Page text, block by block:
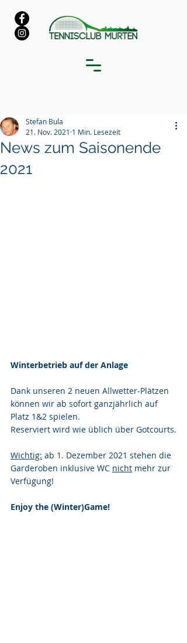
News zum Saisonende
2021
Stefan Bula
21. Nov. 2021 1 Min. Lesezeit
Winterbetrieb auf der Anlage
Dank unseren 2 neuen Allwetter-Plätzen
können wir ab sofort ganzjährlich auf
Platz 1&2 spielen.
Reserviert wird wie üblich über Gotcourts.
Wichtig: ab 1. Dezember 2021 stehen die
Garderoben inklusive WC nicht mehr zur
Verfügung!
Enjoy the (Winter)Game!